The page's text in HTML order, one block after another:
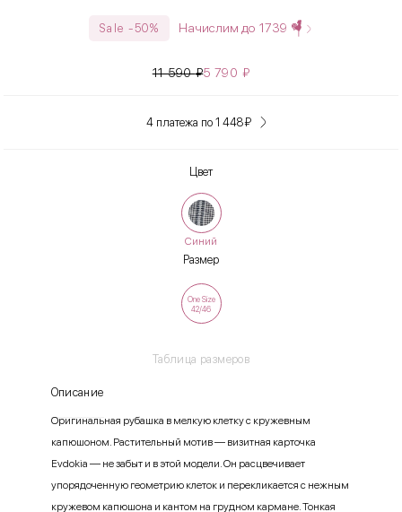
Sale -50% Начислим до 1739
11 590₽5 790 ₽
4 платежа по 1 448₽
Цвет
Синий
Размер
Таблица размеров
One Size
42/46
Описание
Оригинальная рубашка в мелкую клетку с кружевным
капюшоном. Растительный мотив — визитная карточка
Evdokia — не забыт и в этой модели. Он расцвечивает
упорядоченную геометрию клеток и перекликается с нежным
кружевом капюшона и кантом на грудном кармане. Тонкая